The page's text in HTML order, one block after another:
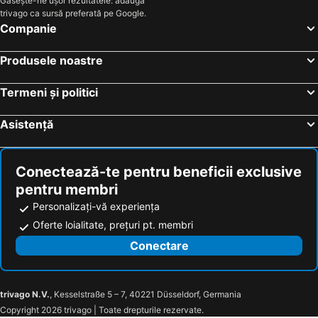
Ovicris
Năvodari, Jud. Constanţa Hoteluri
București, Jud. Ilfov Hoteluri
Sinaia, Jud. Prahova Hoteluri
trivago ca sursă preferată pe Google.
Companie
Produsele noastre
Termeni și politici
Asistență
Conectează-te pentru beneficii exclusive
pentru membri
Personalizați-vă experiența
Oferte loialitate, prețuri pt. membri
Conectare
trivago N.V., Kesselstraße 5 – 7, 40221 Düsseldorf, Germania
Copyright 2026 trivago | Toate drepturile rezervate.